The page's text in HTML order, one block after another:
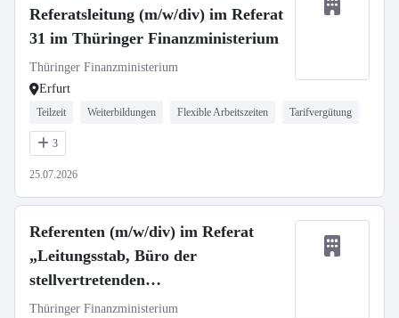
Referatsleitung (m/w/div) im Referat
31 im Thüringer Finanzministerium
Thüringer Finanzministerium
Erfurt
Teilzeit Weiterbildungen Flexible Arbeitszeiten Tarifvergütung
3
25.07.2026
Referenten (m/w/div) im Referat
„Leitungsstab, Büro der
stellvertretenden
Ministerpräsidentin, Presse und
Thüringer Finanzministerium